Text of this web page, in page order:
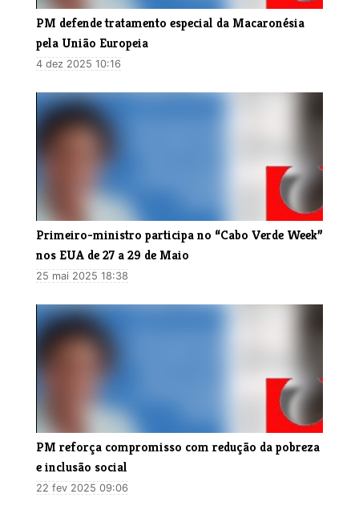
PM defende tratamento especial da Macaronésia
pela União Europeia
4 dez 2025 10:16
Primeiro-ministro participa no “Cabo Verde Week”
nos EUA de 27 a 29 de Maio
25 mai 2025 18:38
PM reforça compromisso com redução da pobreza
e inclusão social
22 fev 2025 09:06